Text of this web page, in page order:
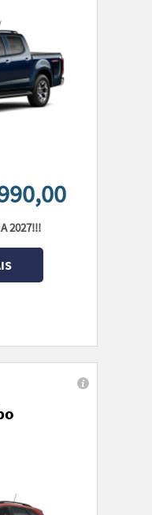
2027!!!